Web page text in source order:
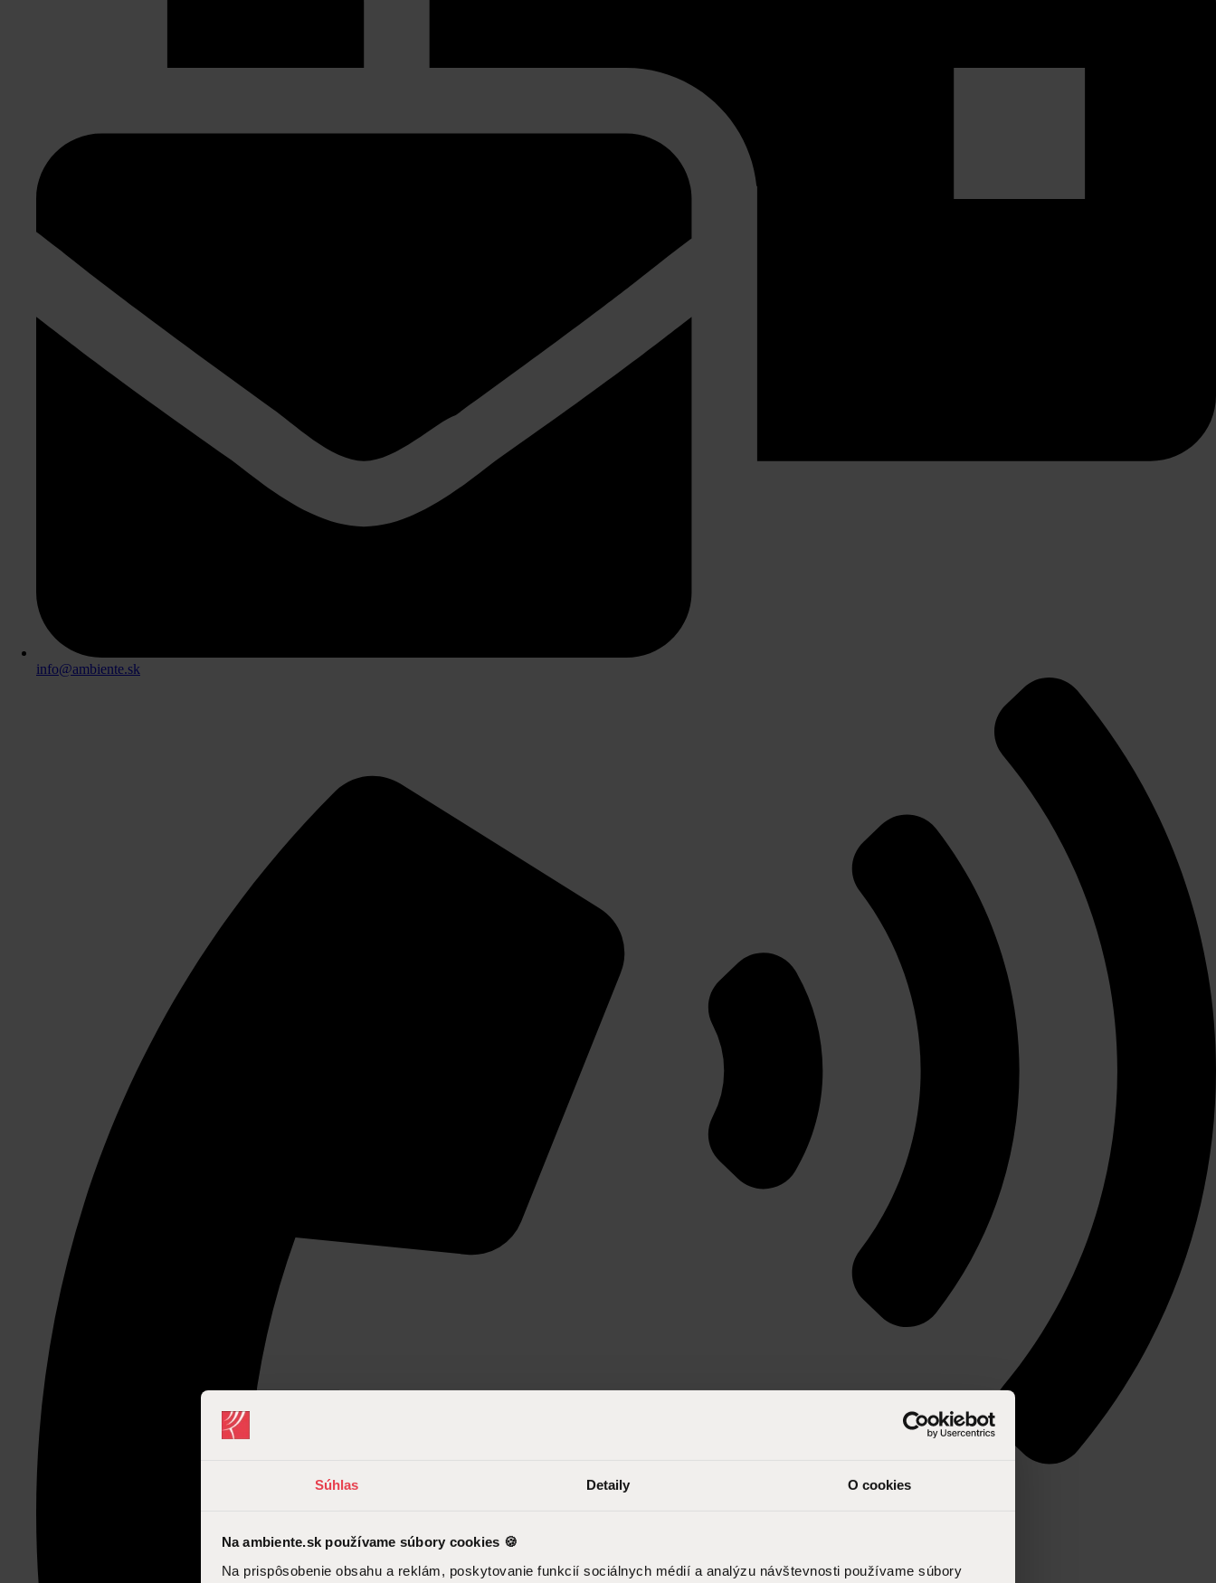
Súhlas Detaily O cookies
Na ambiente.sk používame súbory cookies 🍪
Na prispôsobenie obsahu a reklám, poskytovanie funkcií sociálnych médií a analýzu návštevnosti používame súbory
info@ambiente.sk